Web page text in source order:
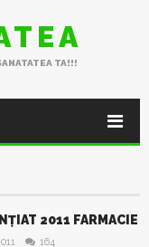
TA!!!
2011 FARMACIE
164